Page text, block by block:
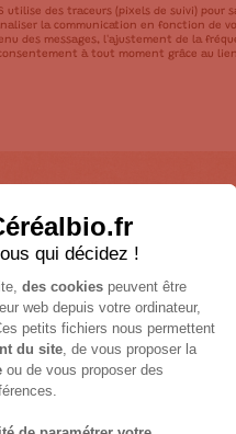
utilise des traceurs (pixels de suivi) pour
la communication en fonction de
des messages, l'ajustement de la
à tout moment grâce au
Notre